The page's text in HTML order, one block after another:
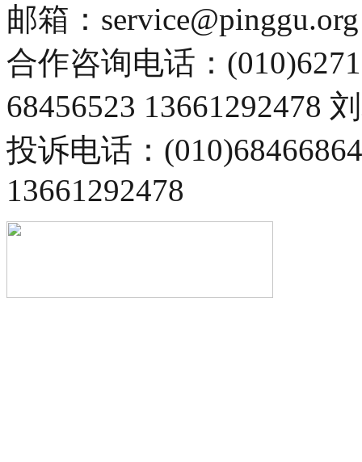
邮箱：service@pinggu.org
合作咨询电话：
68456523 13661292478
投诉电话：
13661292478